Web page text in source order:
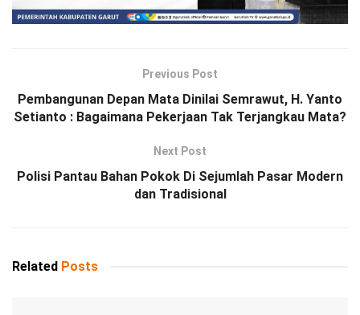
Previous Post
Pembangunan Depan Mata Dinilai Semrawut, H. Yanto
Setianto : Bagaimana Pekerjaan Tak Terjangkau Mata?
Next Post
Polisi Pantau Bahan Pokok Di Sejumlah Pasar Modern
dan Tradisional
Related Posts